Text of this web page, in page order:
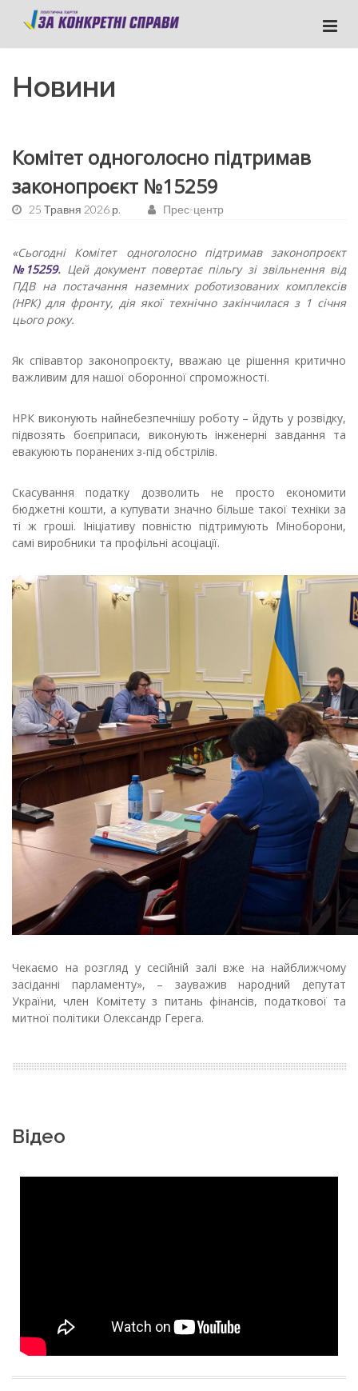
Новини
Комітет одноголосно підтримав
законопроєкт №15259
25 Травня 2026 р. Прес-центр
«Сьогодні Комітет одноголосно підтримав законопроєкт
№15259. Цей документ повертає пільгу зі звільнення від
ПДВ на постачання наземних роботизованих комплексів
(НРК) для фронту, дія якої технічно закінчилася з 1 січня
цього року.
Як співавтор законопроєкту, вважаю це рішення критично
важливим для нашої оборонної спроможності.
НРК виконують найнебезпечнішу роботу – йдуть у розвідку,
підвозять боєприпаси, виконують інженерні завдання та
евакуюють поранених з-під обстрілів.
Скасування податку дозволить не просто економити
бюджетні кошти, а купувати значно більше такої техніки за
ті ж гроші. Ініціативу повністю підтримують Міноборони,
самі виробники та профільні асоціації.
Чекаємо на розгляд у сесійній залі вже на найближчому
засіданні парламенту», – зауважив народний депутат
України, член Комітету з питань фінансів, податкової та
митної політики Олександр Герега.
Відео